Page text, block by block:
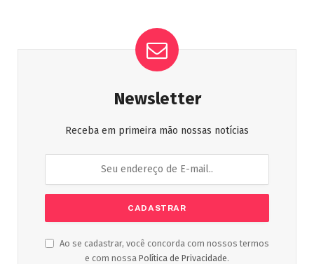
Newsletter
Receba em primeira mão nossas notícias
Ao se cadastrar, você concorda com nossos termos
e com nossa Política de Privacidade.